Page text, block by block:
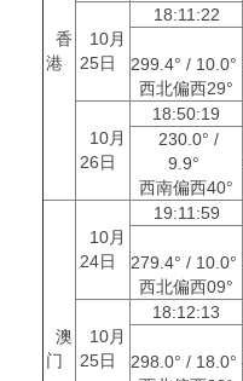
香
港
10月
25日
18:11:22
299.4° / 10.0°
西北偏西29°
10月
26日
18:50:19
230.0° /
9.9°
西南偏西40°
澳
门
10月
24日
19:11:59
279.4° / 10.0°
西北偏西09°
10月
25日
18:12:13
298.0° / 18.0°